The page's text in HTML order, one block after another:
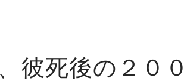
彼死後の２０